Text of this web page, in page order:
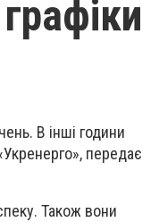
В інші години
передає
Також вони